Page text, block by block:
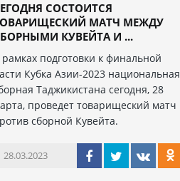
СОСТОИТСЯ
МАТЧ МЕЖДУ
КУВЕЙТА И ...
рамках подготовки к финальной
Кубка Азии-2023 национальная
Таджикистана сегодня, 28
проведет товарищеский матч
сборной Кувейта.
28.03.2023